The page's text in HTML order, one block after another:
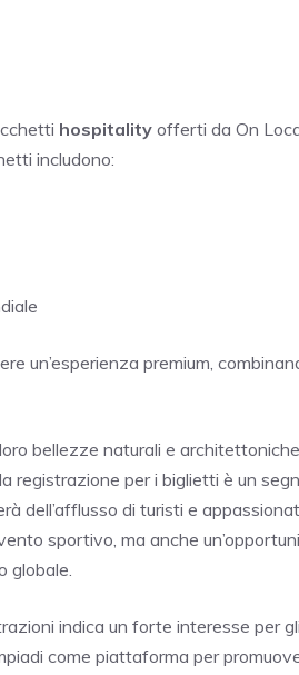
hospitality offerti da On
includono:
un’esperienza premium,
bellezze naturali e
registrazione per i biglietti è un
dell’afflusso di turisti e
sportivo, ma anche
globale.
indica un forte interesse per
come piattaforma per